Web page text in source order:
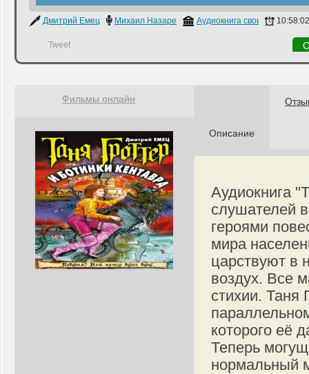
Дмитрий Емец Михаил Назаренко Аудиокнига своими руками
10:58:02
Tweet
Описание
Аудиокнига
слушателей
героями
мира
царствуют в
воздух. Все
стихии. Таня
которого её
Теперь
нормальный
Фильмы онлайн